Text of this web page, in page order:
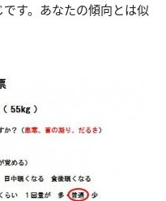
す。あなたの傾向とは似